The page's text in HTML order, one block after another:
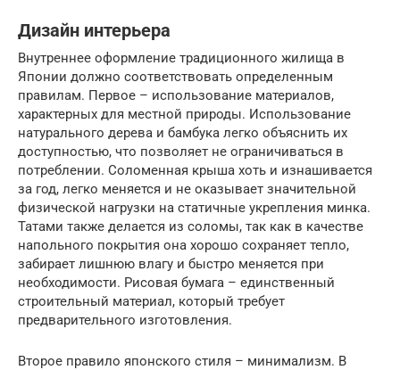
Дизайн интерьера
Внутреннее оформление традиционного жилища в
Японии должно соответствовать определенным
правилам. Первое – использование материалов,
характерных для местной природы. Использование
натурального дерева и бамбука легко объяснить их
доступностью, что позволяет не ограничиваться в
потреблении. Соломенная крыша хоть и изнашивается
за год, легко меняется и не оказывает значительной
физической нагрузки на статичные укрепления минка.
Татами также делается из соломы, так как в качестве
напольного покрытия она хорошо сохраняет тепло,
забирает лишнюю влагу и быстро меняется при
необходимости. Рисовая бумага – единственный
строительный материал, который требует
предварительного изготовления.
Второе правило японского стиля – минимализм. В